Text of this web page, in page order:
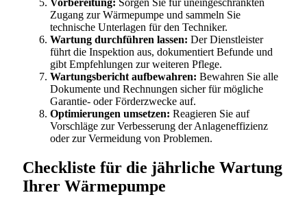
Vorbereitung: Sorgen Sie für uneingeschränkten
Zugang zur Wärmepumpe und sammeln Sie
technische Unterlagen für den Techniker.
Wartung durchführen lassen: Der Dienstleister
führt die Inspektion aus, dokumentiert Befunde und
gibt Empfehlungen zur weiteren Pflege.
Wartungsbericht aufbewahren: Bewahren Sie alle
Dokumente und Rechnungen sicher für mögliche
Garantie- oder Förderzwecke auf.
Optimierungen umsetzen: Reagieren Sie auf
Vorschläge zur Verbesserung der Anlageneffizienz
oder zur Vermeidung von Problemen.
Checkliste für die jährliche Wartung
Ihrer Wärmepumpe